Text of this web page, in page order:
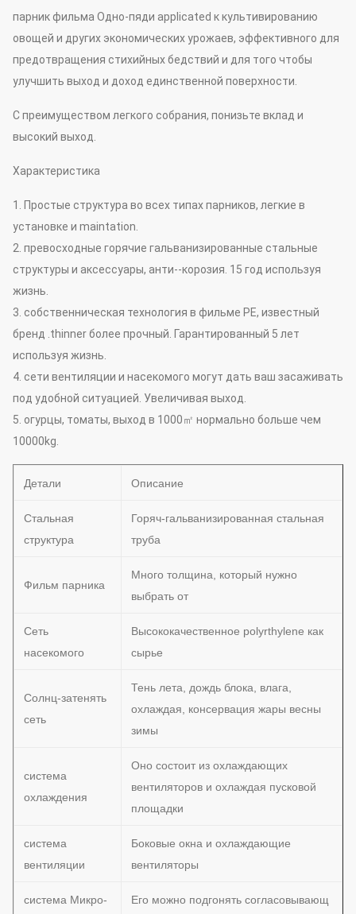
парник фильма Одно-пяди applicated к культивированию
овощей и других экономических урожаев, эффективного для
предотвращения стихийных бедствий и для того чтобы
улучшить выход и доход единственной поверхности.
С преимуществом легкого собрания, понизьте вклад и
высокий выход.
Характеристика
1. Простые структура во всех типах парников, легкие в
установке и maintation.
2. превосходные горячие гальванизированные стальные
структуры и аксессуары, анти--корозия. 15 год используя
жизнь.
3. собственническая технология в фильме PE, известный
бренд .thinner более прочный. Гарантированный 5 лет
используя жизнь.
4. сети вентиляции и насекомого могут дать ваш засаживать
под удобной ситуацией. Увеличивая выход.
5. огурцы, томаты, выход в 1000㎡ нормально больше чем
10000kg.
Детали Описание
Стальная
структура
Горяч-гальванизированная стальная
труба
Фильм парника
Много толщина, который нужно
выбрать от
Сеть
насекомого
Высококачественное polyrthylene как
сырье
Солнц-затенять
сеть
Тень лета, дождь блока, влага,
охлаждая, консервация жары весны
зимы
система
охлаждения
Оно состоит из охлаждающих
вентиляторов и охлаждая пусковой
площадки
система
вентиляции
Боковые окна и охлаждающие
вентиляторы
система Микро-
Его можно подгонять согласовывающ